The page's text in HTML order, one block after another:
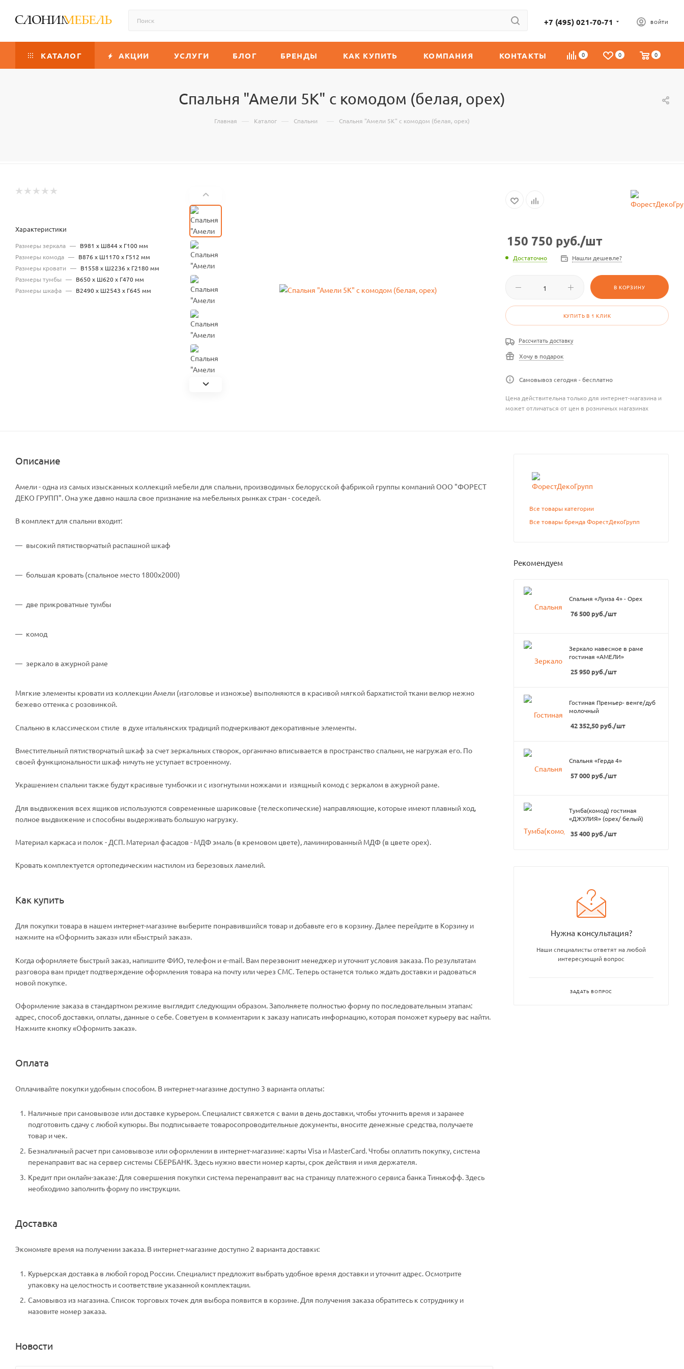
+7 (495) 021-70-71 ВОЙТИ
0 0 0
КАТАЛОГ АКЦИИ УСЛУГИ БЛОГ БРЕНДЫ КАК КУПИТЬ КОМПАНИЯ КОНТАКТЫ
Спальня "Амели 5К" с комодом (белая, орех)
Главная — Каталог — Спальни — Спальня "Амели 5К" с комодом (белая, орех)
Характеристики
Размеры зеркала — В981 х Ш844 х Г100 мм
Размеры комода — В876 х Ш1170 х Г512 мм
Размеры кровати — В1558 х Ш2236 х Г2180 мм
Размеры тумбы — В650 х Ш620 х Г470 мм
Размеры шкафа — В2490 х Ш2543 х Г645 мм
150 750 руб./шт
Достаточно Нашли дешевле?
В КОРЗИНУ
КУПИТЬ В 1 КЛИК
Рассчитать доставку
Хочу в подарок
Самовывоз сегодня - бесплатно
Цена действительна только для интернет-магазина и
может отличаться от цен в розничных магазинах
Описание
Амели - одна из самых изысканных коллекций мебели для спальни, производимых белорусской фабрикой группы компаний ООО "ФОРЕСТ
ДЕКО ГРУПП". Она уже давно нашла свое признание на мебельных рынках стран - соседей.
В комплект для спальни входит:
высокий пятистворчатый распашной шкаф
большая кровать (спальное место 1800х2000)
две прикроватные тумбы
комод
зеркало в ажурной раме
Мягкие элементы кровати из коллекции Амели (изголовье и изножье) выполняются в красивой мягкой бархатистой ткани велюр нежно
бежево оттенка с розовинкой.
Спальню в классическом стиле в духе итальянских традиций подчеркивают декоративные элементы.
Вместительный пятистворчатый шкаф за счет зеркальных створок, органично вписывается в пространство спальни, не нагружая его. По
своей функциональности шкаф ничуть не уступает встроенному.
Украшением спальни также будут красивые тумбочки и с изогнутыми ножками и изящный комод с зеркалом в ажурной раме.
Для выдвижения всех ящиков используются современные шариковые (телескопические) направляющие, которые имеют плавный ход,
полное выдвижение и способны выдерживать большую нагрузку.
Материал каркаса и полок - ДСП. Материал фасадов - МДФ эмаль (в кремовом цвете), ламинированный МДФ (в цвете орех).
Кровать комплектуется ортопедическим настилом из березовых ламелий.
Как купить
Для покупки товара в нашем интернет-магазине выберите понравившийся товар и добавьте его в корзину. Далее перейдите в Корзину и
нажмите на «Оформить заказ» или «Быстрый заказ».
Когда оформляете быстрый заказ, напишите ФИО, телефон и e-mail. Вам перезвонит менеджер и уточнит условия заказа. По результатам
разговора вам придет подтверждение оформления товара на почту или через СМС. Теперь останется только ждать доставки и радоваться
новой покупке.
Оформление заказа в стандартном режиме выглядит следующим образом. Заполняете полностью форму по последовательным этапам:
адрес, способ доставки, оплаты, данные о себе. Советуем в комментарии к заказу написать информацию, которая поможет курьеру вас найти.
Нажмите кнопку «Оформить заказ».
Оплата
Оплачивайте покупки удобным способом. В интернет-магазине доступно 3 варианта оплаты:
Наличные при самовывозе или доставке курьером. Специалист свяжется с вами в день доставки, чтобы уточнить время и заранее
подготовить сдачу с любой купюры. Вы подписываете товаросопроводительные документы, вносите денежные средства, получаете
товар и чек.
Безналичный расчет при самовывозе или оформлении в интернет-магазине: карты Visa и MasterCard. Чтобы оплатить покупку, система
перенаправит вас на сервер системы СБЕРБАНК. Здесь нужно ввести номер карты, срок действия и имя держателя.
Кредит при онлайн-заказе: Для совершения покупки система перенаправит вас на страницу платежного сервиса банка Тинькофф. Здесь
необходимо заполнить форму по инструкции.
Доставка
Экономьте время на получении заказа. В интернет-магазине доступно 2 варианта доставки:
Курьерская доставка в любой город России. Специалист предложит выбрать удобное время доставки и уточнит адрес. Осмотрите
упаковку на целостность и соответствие указанной комплектации.
Самовывоз из магазина. Список торговых точек для выбора появится в корзине. Для получения заказа обратитесь к сотруднику и
назовите номер заказа.
Новости
Все товары категории
Все товары бренда ФорестДекоГрупп
Рекомендуем
Спальня «Луиза 4» - Орех
76 500 руб./шт
Зеркало навесное в раме
гостиная «АМЕЛИ»
25 950 руб./шт
Гостиная Премьер- венге/дуб
молочный
42 352,50 руб./шт
Спальня «Герда 4»
57 000 руб./шт
Тумба(комод) гостиная
«ДЖУЛИЯ» (орех/ белый)
35 400 руб./шт
Нужна консультация?
Наши специалисты ответят на любой
интересующий вопрос
ЗАДАТЬ ВОПРОС